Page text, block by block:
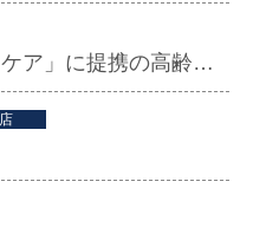
1月10日発行「日経ヘルスケア」に提携の高齢者施設におけるフットケアが掲載されました。